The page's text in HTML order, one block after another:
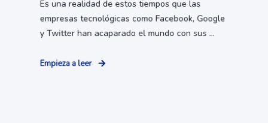
Es una realidad de estos tiempos que las
empresas tecnológicas como Facebook, Google
y Twitter han acaparado el mundo con sus ...
Empieza a leer